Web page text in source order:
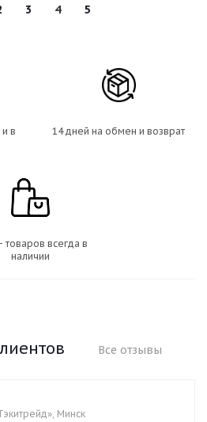
3 4 5
в
14 дней на обмен и возврат
товаров всегда в
наличии
Все отзывы
Минск